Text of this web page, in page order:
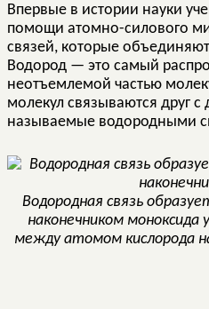
Впервые в истории науки
помощи атомно-силового
связей, которые
Водород — это самый
неотъемлемой частью
молекул связываются друг
называемые водородными
Водородная связь
наконечником моноксида
между атомом кислорода